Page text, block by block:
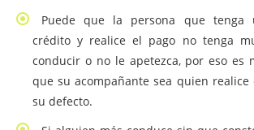
Puede que la persona que tenga
crédito y realice el pago no tenga
conducir o no le apetezca, por eso es
que su acompañante sea quien realice
su defecto.